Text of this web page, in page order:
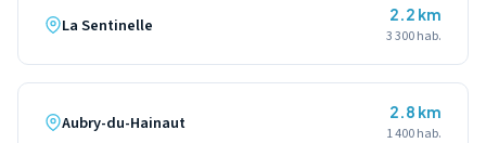
La Sentinelle
2.2 km
3 300 hab.
Aubry-du-Hainaut
2.8 km
1 400 hab.